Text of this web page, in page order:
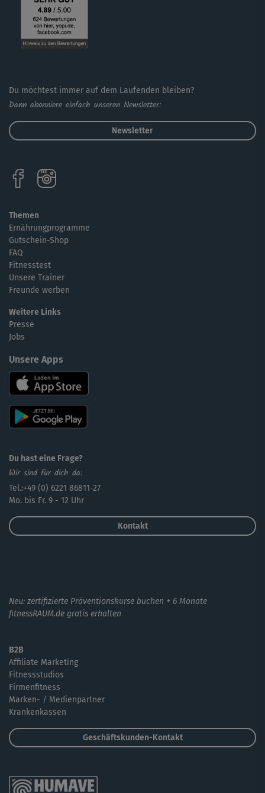
Du möchtest immer auf dem Laufenden bleiben?
Dann abonniere einfach unseren Newsletter:
Newsletter
Themen
Ernährungprogramme
Gutschein-Shop
FAQ
Fitnesstest
Unsere Trainer
Freunde werben
Weitere Links
Presse
Jobs
Unsere Apps
Du hast eine Frage?
Wir sind für dich da:
Tel.:+49 (0) 6221 86811-27
Mo. bis Fr. 9 - 12 Uhr
Kontakt
Neu: zertifizierte Präventionskurse buchen + 6 Monate
fitnessRAUM.de gratis erhalten
B2B
Affiliate Marketing
Fitnessstudios
Firmenfitness
Marken- / Medienpartner
Krankenkassen
Geschäftskunden-Kontakt